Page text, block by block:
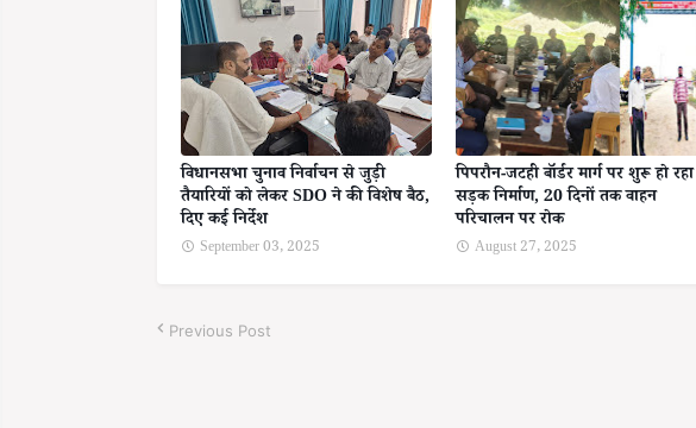
विधानसभा चुनाव निर्वाचन से जुड़ी
तैयारियों को लेकर SDO ने की विशेष बैठ,
दिए कई निर्देश
September 03, 2025
पिपरौन-जटही बॉर्डर मार्ग पर शुरू हो रहा
सड़क निर्माण, 20 दिनों तक वाहन
परिचालन पर रोक
August 27, 2025
Previous Post